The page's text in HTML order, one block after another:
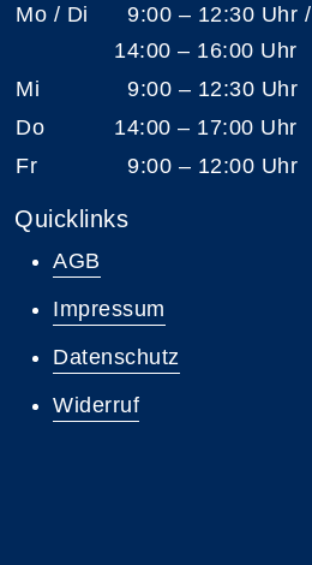
Mo / Di
9:00 – 12:30 Uhr /
14:00 – 16:00 Uhr
Mi
9:00 – 12:30 Uhr
Do
14:00 – 17:00 Uhr
Fr
9:00 – 12:00 Uhr
Quicklinks
AGB
Impressum
Datenschutz
Widerruf